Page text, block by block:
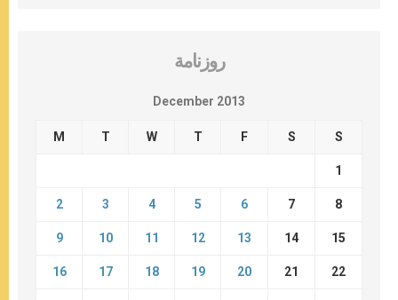
روزنامة
December 2013
M T W T F S S
1
2 3 4 5 6 7 8
9 10 11 12 13 14 15
16 17 18 19 20 21 22